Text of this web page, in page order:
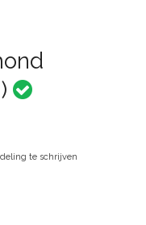
te schrijven